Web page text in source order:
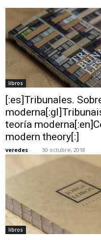
libros
[:es]Tribunales.
teoría
modern theory[:]
veredes - 30 octubre, 2018
libros